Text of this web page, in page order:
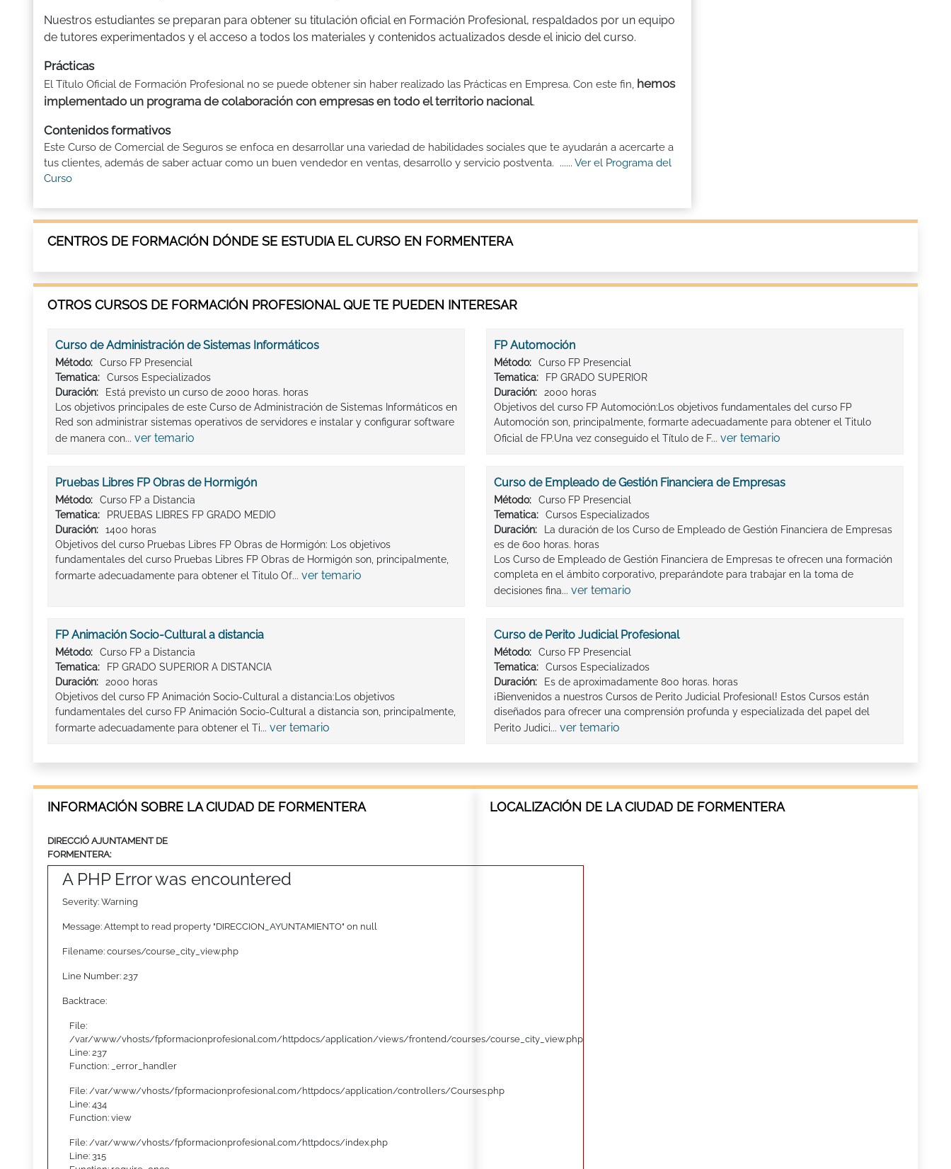
Nuestros estudiantes se preparan para obtener su titulación oficial en Formación Profesional, respaldados por un equipo
de tutores experimentados y el acceso a todos los materiales y contenidos actualizados desde el inicio del curso.
Prácticas
El Título Oficial de Formación Profesional no se puede obtener sin haber realizado las Prácticas en Empresa. Con este fin, hemos
implementado un programa de colaboración con empresas en todo el territorio nacional.
Contenidos formativos
Este Curso de Comercial de Seguros se enfoca en desarrollar una variedad de habilidades sociales que te ayudarán a acercarte a
tus clientes, además de saber actuar como un buen vendedor en ventas, desarrollo y servicio postventa. ...... Ver el Programa del
Curso
CENTROS DE FORMACIÓN DÓNDE SE ESTUDIA EL CURSO EN FORMENTERA
OTROS CURSOS DE FORMACIÓN PROFESIONAL QUE TE PUEDEN INTERESAR
Curso de Administración de Sistemas Informáticos
Método:
Curso FP Presencial
Tematica:
Cursos Especializados
Duración:
Está previsto un curso de 2000 horas. horas
Los objetivos principales de este Curso de Administración de Sistemas Informáticos en
Red son administrar sistemas operativos de servidores e instalar y configurar software
de manera con... ver temario
FP Automoción
Método:
Curso FP Presencial
Tematica:
FP GRADO SUPERIOR
Duración:
2000 horas
Objetivos del curso FP Automoción:Los objetivos fundamentales del curso FP
Automoción son, principalmente, formarte adecuadamente para obtener el Titulo
Oficial de FP.Una vez conseguido el Título de F... ver temario
Pruebas Libres FP Obras de Hormigón
Método:
Curso FP a Distancia
Tematica:
PRUEBAS LIBRES FP GRADO MEDIO
Duración:
1400 horas
Objetivos del curso Pruebas Libres FP Obras de Hormigón: Los objetivos
fundamentales del curso Pruebas Libres FP Obras de Hormigón son, principalmente,
formarte adecuadamente para obtener el Titulo Of... ver temario
Curso de Empleado de Gestión Financiera de Empresas
Método:
Curso FP Presencial
Tematica:
Cursos Especializados
Duración:
La duración de los Curso de Empleado de Gestión Financiera de Empresas
es de 600 horas. horas
Los Curso de Empleado de Gestión Financiera de Empresas te ofrecen una formación
completa en el ámbito corporativo, preparándote para trabajar en la toma de
decisiones fina... ver temario
FP Animación Socio-Cultural a distancia
Método:
Curso FP a Distancia
Tematica:
FP GRADO SUPERIOR A DISTANCIA
Duración:
2000 horas
Objetivos del curso FP Animación Socio-Cultural a distancia:Los objetivos
fundamentales del curso FP Animación Socio-Cultural a distancia son, principalmente,
formarte adecuadamente para obtener el Ti... ver temario
Curso de Perito Judicial Profesional
Método:
Curso FP Presencial
Tematica:
Cursos Especializados
Duración:
Es de aproximadamente 800 horas. horas
¡Bienvenidos a nuestros Cursos de Perito Judicial Profesional! Estos Cursos están
diseñados para ofrecer una comprensión profunda y especializada del papel del
Perito Judici... ver temario
INFORMACIÓN SOBRE LA CIUDAD DE FORMENTERA
DIRECCIÓ AJUNTAMENT DE
FORMENTERA:
A PHP Error was encountered
Severity: Warning
Message: Attempt to read property "DIRECCION_AYUNTAMIENTO" on null
Filename: courses/course_city_view.php
Line Number: 237
Backtrace:
File:
/var/www/vhosts/fpformacionprofesional.com/httpdocs/application/views/frontend/courses/course_city_view.php
Line: 237
Function: _error_handler
File: /var/www/vhosts/fpformacionprofesional.com/httpdocs/application/controllers/Courses.php
Line: 434
Function: view
File: /var/www/vhosts/fpformacionprofesional.com/httpdocs/index.php
Line: 315
LOCALIZACIÓN DE LA CIUDAD DE FORMENTERA